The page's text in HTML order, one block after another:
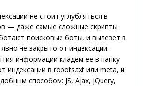
не стоит углубляться в
— даже самые сложные скрипты
поисковые боты, и вылезет в
не закрыто от индексации.
информации кладём её в папку
индексации в robots.txt или meta, и
способом: JS, Ajax, jQuery,